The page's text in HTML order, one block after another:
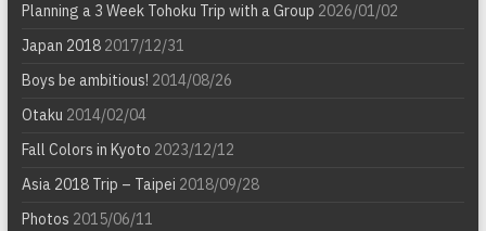
Planning a 3 Week Tohoku Trip with a Group 2026/01/02
Japan 20182017/12/31
Boys be ambitious! 2014/08/26
Otaku 2014/02/04
Fall Colors in Kyoto 2023/12/12
Asia 2018 Trip – Taipei 2018/09/28
Photos 2015/06/11